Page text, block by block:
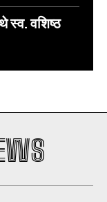
स्व. वशिष्ठ